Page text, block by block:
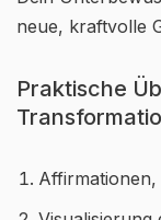
neue, kraftvolle
Praktische